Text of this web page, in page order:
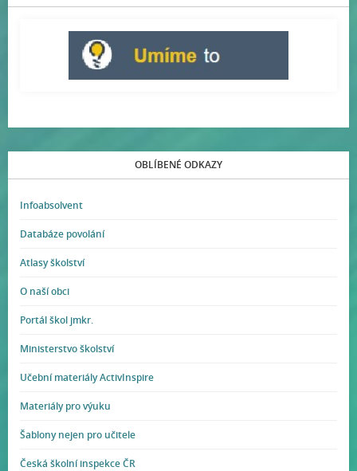
OBLÍBENÉ ODKAZY
Infoabsolvent
Databáze povolání
Atlasy školství
O naší obci
Portál škol jmkr.
Ministerstvo školství
Učební materiály ActivInspire
Materiály pro výuku
Šablony nejen pro učitele
Česká školní inspekce ČR